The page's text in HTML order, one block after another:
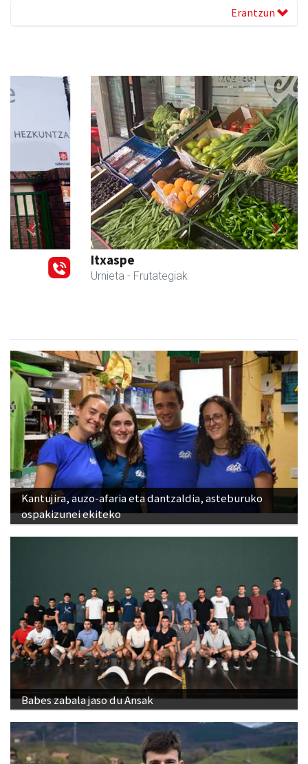
Erantzun
Itxaspe
- Frutategiak
Previous Next
Kantujira, auzo-afaria eta dantzaldia, asteburuko
ospakizunei ekiteko
Babes zabala jaso du Ansak